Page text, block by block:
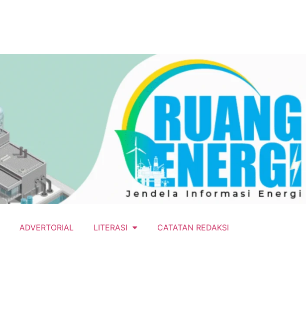
ADVERTORIAL LITERASI CATATAN REDAKSI